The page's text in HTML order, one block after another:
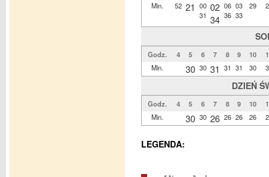
Min.
52 21 00
31
02
34
06
36
03
33
29
Godz. 4 5 6 7 8 9 10
Min.
30 30 31 31 31 30
DZIEŃ
Godz. 4 5 6 7 8 9 10
Min.
30 30 26 26 26 26
LEGENDA: